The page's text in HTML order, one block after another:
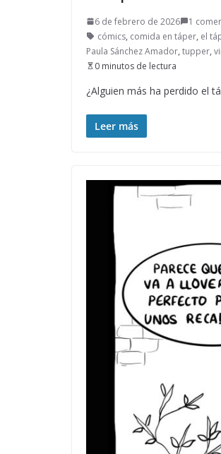
6 de febrero de 2026
1
cómics, comida en táper, el
Paula Sánchez Amador, tupper,
0 minutos de lectura
¿Alguien más ha perdido el
Leer más